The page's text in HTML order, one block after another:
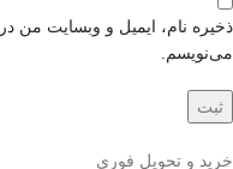
ذخیره نام، ایمیل و وبسایت من
می‌نویسم.
خرید و تحویل فوری